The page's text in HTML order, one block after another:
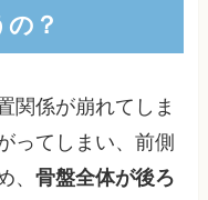
？
関係が崩れてしま
ってしまい、前側
、骨盤全体が後ろ